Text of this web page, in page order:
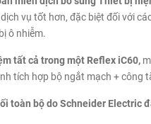
vụ tốt hơn, đặc biệt đối với
ô nhiễm.
tất cả trong một Reflex iC60,
tích hợp bộ ngắt mạch + công
toàn bộ do Schneider Electric